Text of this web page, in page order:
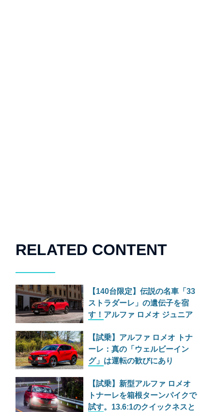
RELATED CONTENT
【140台限定】伝説の名車「33
ストラダーレ」の遺伝子を宿
す！アルファ ロメオ ジュニア
上陸
【試乗】アルファ ロメオ トナ
ーレ：真の「ウェルビーイン
グ」は運転の歓びにあり
【試乗】新型アルファ ロメオ
トナーレを箱根ターンパイクで
試す。13.6:1のクイックネスと